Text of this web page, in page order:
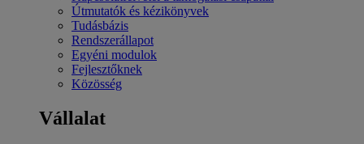
Útmutatók és kézikönyvek
Tudásbázis
Rendszerállapot
Egyéni modulok
Fejlesztőknek
Közösség
Vállalat